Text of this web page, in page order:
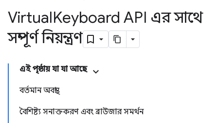
VirtualKeyboard API এর সাথে
সম্পূর্ণ নিয়ন্ত্রণ
এই পৃষ্ঠায় যা যা আছে
বর্তমান অবস্থা
বৈশিষ্ট্য সনাক্তকরণ এবং ব্রাউজার সমর্থন